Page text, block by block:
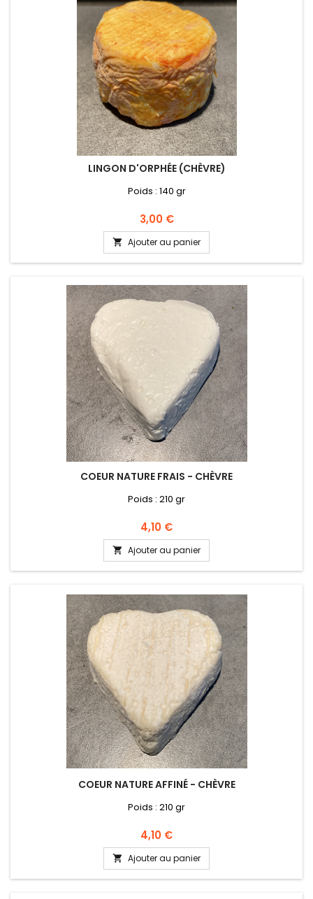
LINGON D'ORPHÉE (CHÈVRE)
Poids : 140 gr
Prix
3,00 €
 Ajouter au panier
COEUR NATURE FRAIS - CHÈVRE
Poids : 210 gr
Prix
4,10 €
 Ajouter au panier
COEUR NATURE AFFINÉ - CHÈVRE
Poids : 210 gr
Prix
4,10 €
 Ajouter au panier